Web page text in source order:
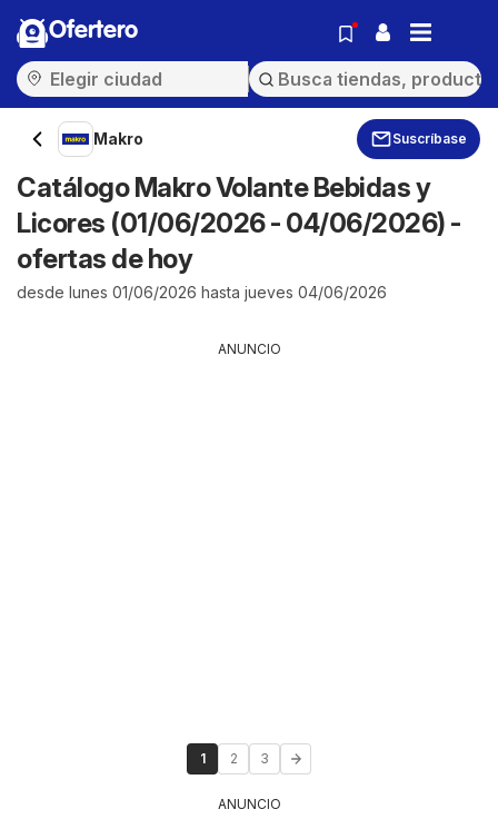
Ofertero
Makro Suscríbase
Catálogo Makro Volante Bebidas y
Licores (01/06/2026 - 04/06/2026) -
ofertas de hoy
desde lunes 01/06/2026 hasta jueves 04/06/2026
ANUNCIO
1 2 3
ANUNCIO